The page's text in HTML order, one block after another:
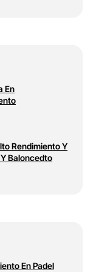
En
Rendimiento Y
Baloncedto
En Padel